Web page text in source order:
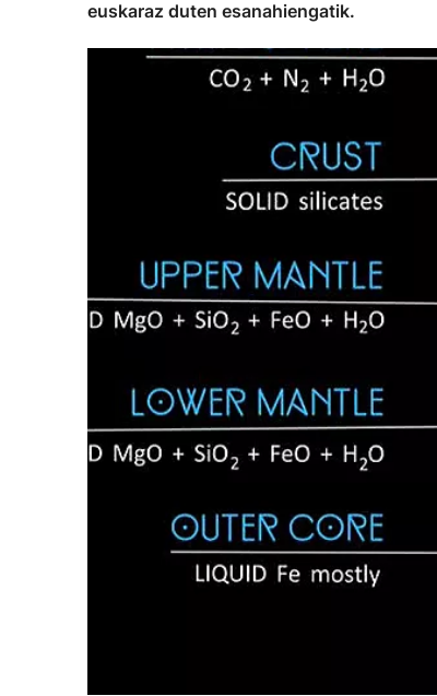
euskaraz duten esanahiengatik.